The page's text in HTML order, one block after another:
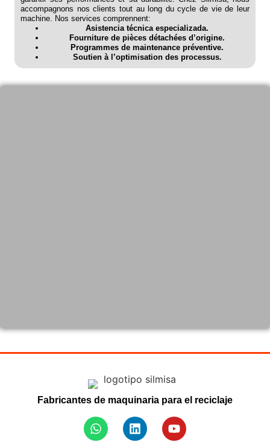
accompagnons nos clients tout au long du cycle de vie de leur
machine. Nos services comprennent:
Asistencia técnica especializada.
Fourniture de pièces détachées d’origine.
Programmes de maintenance préventive.
Soutien à l’optimisation des processus.
Fabricantes de maquinaria para el reciclaje